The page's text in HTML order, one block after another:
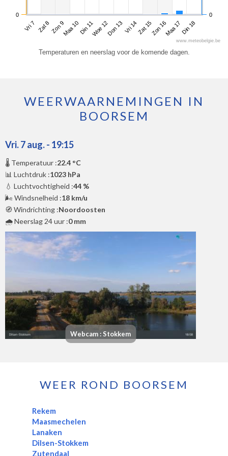
Vri 7 Zat 8Zon 9Maa 10Din 11Woe 12Don 13Vri 14Zat 15Zon 16Maa 17Din 18
0 0
www.meteobelgie.be
Temperaturen en neerslag voor de komende dagen.
WEERWAARNEMINGEN IN
BOORSEM
Vri. 7 aug. - 19:15
🌡️ Temperatuur :22.4 °C
📊 Luchtdruk :1023 hPa
💧 Luchtvochtigheid :44 %
🌬️ Windsnelheid :18 km/u
🧭 Windrichting :Noordoosten
🌧️ Neerslag 24 uur :0 mm
Webcam : Stokkem
WEER ROND BOORSEM
Rekem
Maasmechelen
Lanaken
Dilsen-Stokkem
Zutendaal